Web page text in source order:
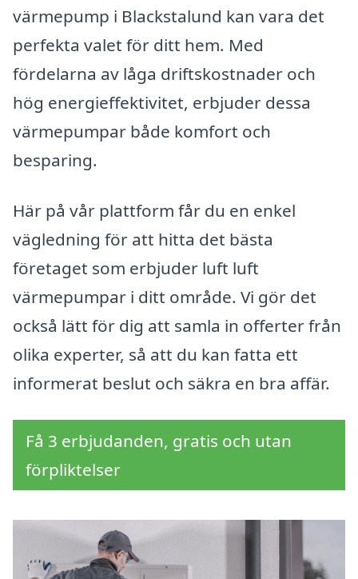
värmepump i Blackstalund kan vara det
perfekta valet för ditt hem. Med
fördelarna av låga driftskostnader och
hög energieffektivitet, erbjuder dessa
värmepumpar både komfort och
besparing.
Här på vår plattform får du en enkel
vägledning för att hitta det bästa
företaget som erbjuder luft luft
värmepumpar i ditt område. Vi gör det
också lätt för dig att samla in offerter från
olika experter, så att du kan fatta ett
informerat beslut och säkra en bra affär.
Få 3 erbjudanden, gratis och utan
förpliktelser